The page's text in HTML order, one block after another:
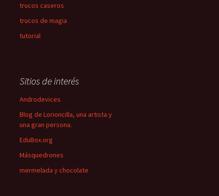
trucos caseros
trucos de magia
tutorial
Sitios de interés
Androdevices
Blog de Lorioncilla, una artista y
una gran persona.
EduBox.org
Másquedrones
mermelada y chocolate